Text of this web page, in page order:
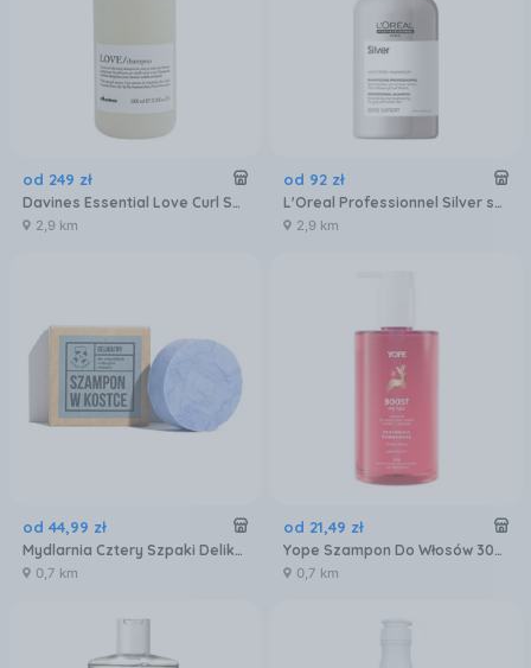
od 249 zł
Davines Essential Love Curl Szampon Podkreślający Skręt Włosy Kręcone 1000ml
2,9 km
od 92 zł
L'Oreal Professionnel Silver szampon do włosów siwych i rozjaśnionych 500ml
2,9 km
od 44,99 zł
Mydlarnia Cztery Szpaki Delikatny Szampon Do Włosów W Kostce 75 g
0,7 km
od 21,49 zł
Yope Szampon Do Włosów 300 ml Boost
0,7 km